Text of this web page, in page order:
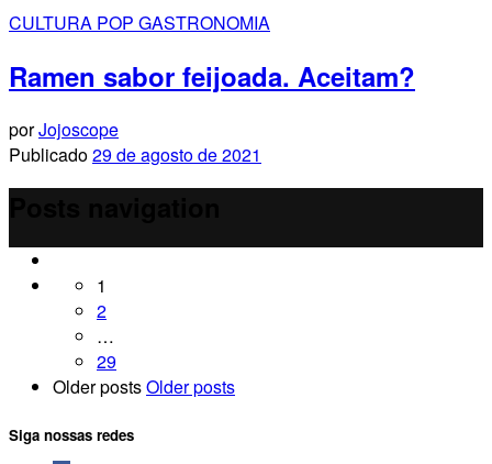
CULTURA POP GASTRONOMIA
Ramen sabor feijoada. Aceitam?
porJojoscope
Publicado29 de agosto de 2021
1
2
…
29
Older postsOlder posts
Siga nossas redes